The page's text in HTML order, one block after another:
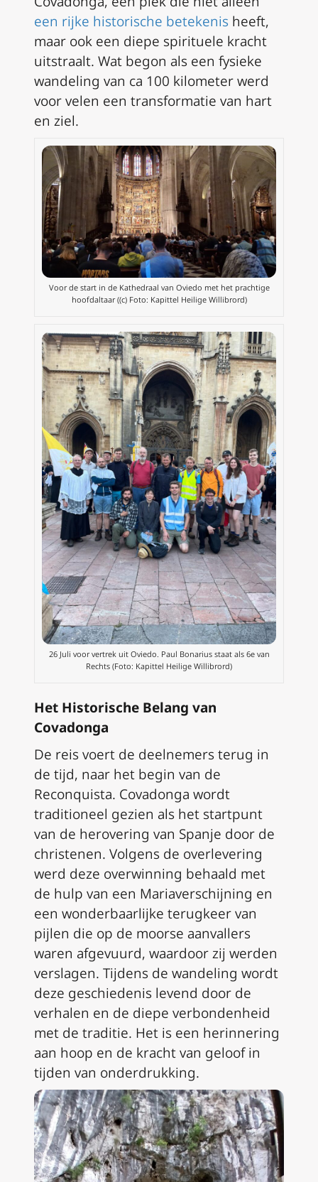
een rijke historische betekenis heeft,
maar ook een diepe spirituele kracht
uitstraalt. Wat begon als een fysieke
wandeling van ca 100 kilometer werd
voor velen een transformatie van hart
en ziel.
Voor de start in de Kathedraal van Oviedo met het prachtige
hoofdaltaar ((c) Foto: Kapittel Heilige Willibrord)
26 Juli voor vertrek uit Oviedo. Paul Bonarius staat als 6e van
Rechts (Foto: Kapittel Heilige Willibrord)
Het Historische Belang van
Covadonga
De reis voert de deelnemers terug in
de tijd, naar het begin van de
Reconquista. Covadonga wordt
traditioneel gezien als het startpunt
van de herovering van Spanje door de
christenen. Volgens de overlevering
werd deze overwinning behaald met
de hulp van een Mariaverschijning en
een wonderbaarlijke terugkeer van
pijlen die op de moorse aanvallers
waren afgevuurd, waardoor zij werden
verslagen. Tijdens de wandeling wordt
deze geschiedenis levend door de
verhalen en de diepe verbondenheid
met de traditie. Het is een herinnering
aan hoop en de kracht van geloof in
tijden van onderdrukking.